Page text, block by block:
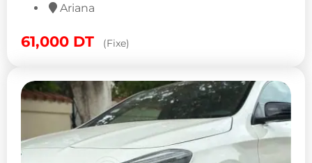
Ariana
61,000 DT (Fixe)